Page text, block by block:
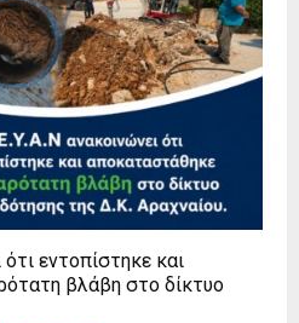
εντοπίστηκε και
βλάβη στο δίκτυο